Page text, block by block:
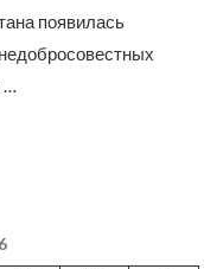
появилась
…